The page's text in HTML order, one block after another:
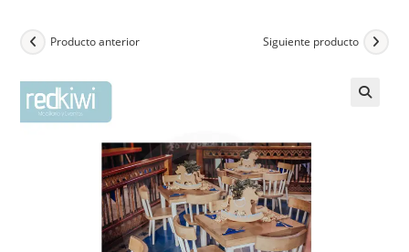
Contacto
Producto anterior Siguiente producto